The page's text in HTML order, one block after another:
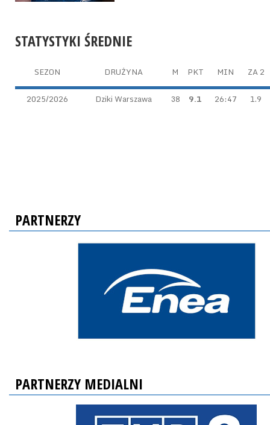
STATYSTYKI ŚREDNIE
SEZON DRUŻYNA M PKT MIN ZA 2
2025/2026 Dziki Warszawa 38 9.1 26:47 1.9
PARTNERZY
PARTNERZY MEDIALNI